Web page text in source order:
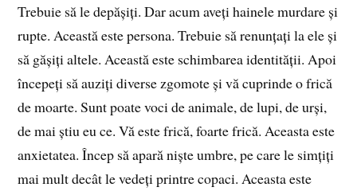
Trebuie să le depășiți. Dar acum aveți hainele murdare și
rupte. Această este persona. Trebuie să renunțați la ele și
să gășiți altele. Această este schimbarea identității. Apoi
începeți să auziți diverse zgomote și vă cuprinde o frică
de moarte. Sunt poate voci de animale, de lupi, de urși,
de mai știu eu ce. Vă este frică, foarte frică. Aceasta este
anxietatea. Încep să apară niște umbre, pe care le simțiți
mai mult decât le vedeți printre copaci. Aceasta este